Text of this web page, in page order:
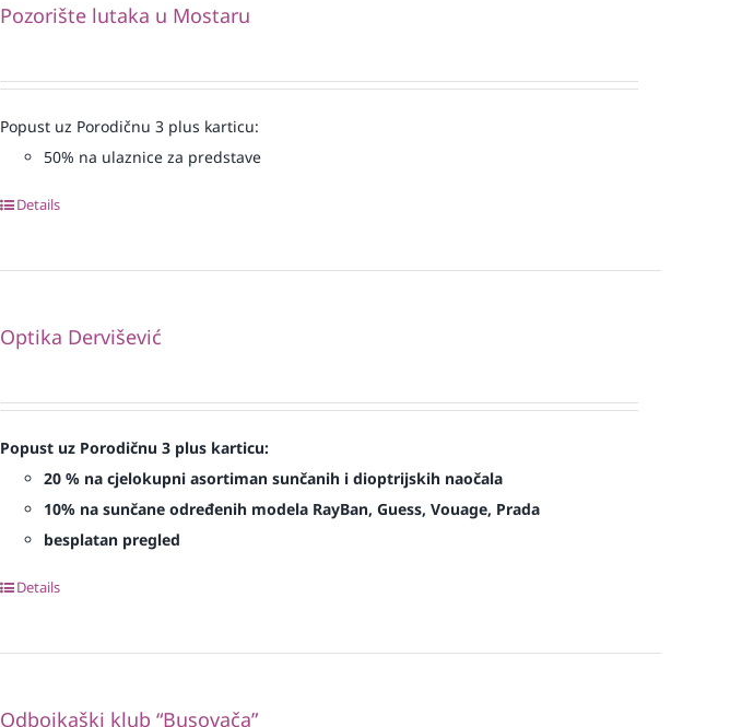
Pozorište lutaka u Mostaru
Popust uz Porodičnu 3 plus karticu:
50% na ulaznice za predstave
Details
Optika Dervišević
Popust uz Porodičnu 3 plus karticu:
20 % na cjelokupni asortiman sunčanih i dioptrijskih naočala
10% na sunčane određenih modela RayBan, Guess, Vouage, Prada
besplatan pregled
Details
Odbojkaški klub “Busovača”